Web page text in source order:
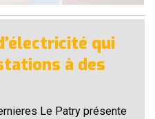
qui
à des
Le Patry présente